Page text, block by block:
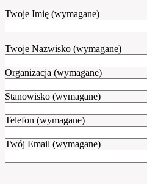
Twoje Imię (wymagane)
Twoje Nazwisko (wymagane)
Organizacja (wymagane)
Stanowisko (wymagane)
Telefon (wymagane)
Twój Email (wymagane)